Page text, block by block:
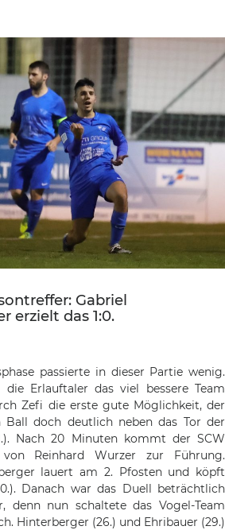
Gabriel
erzielt das 1:0.
passierte in dieser Partie wenig.
die Erlauftaler das viel bessere Team
Zefi die erste gute Möglichkeit, der
Ball doch deutlich neben das Tor der
Nach 20 Minuten kommt der SCW
Reinhard Wurzer zur Führung.
lauert am 2. Pfosten und köpft
Danach war das Duell beträchtlich
denn nun schaltete das Vogel-Team
Hinterberger (26.) und Ehribauer (29.)